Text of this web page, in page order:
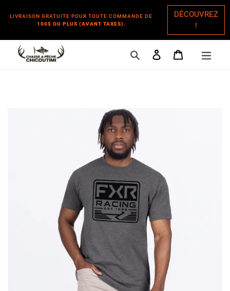
LIVRAISON GRATUITE POUR TOUTE COMMANDE DE
100$ OU PLUS (AVANT TAXES).
DÉCOUVREZ
!
RechercherSe connecter
Panier